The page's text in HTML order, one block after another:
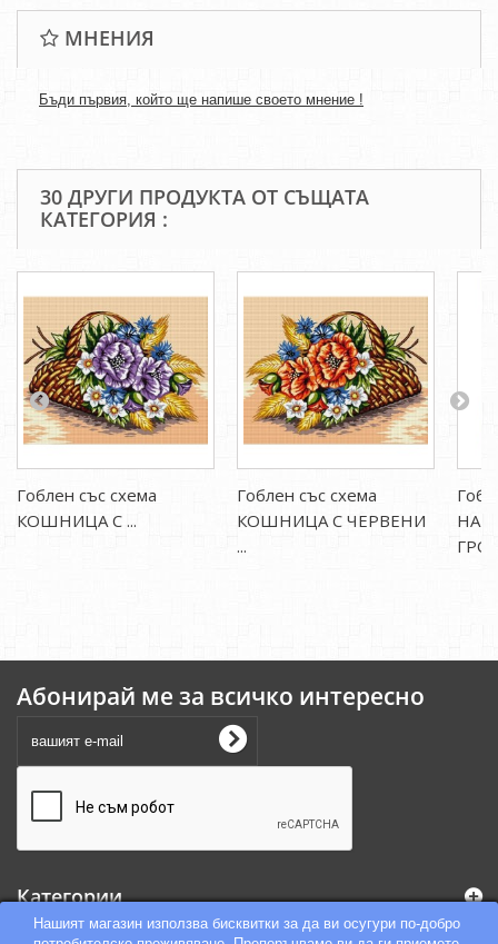
Нашият магазин използва бисквитки за да ви осугури по-добро
МНЕНИЯ
Бъди първия, който ще напише своето мнение !
30 ДРУГИ ПРОДУКТА ОТ СЪЩАТА
КАТЕГОРИЯ :
Гоблен със схема
КОШНИЦА С ...
Гоблен със схема
КОШНИЦА С ЧЕРВЕНИ
...
Абонирай ме за всичко интересно
Категории